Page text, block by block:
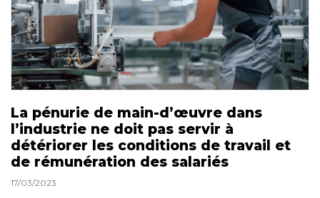
La pénurie de main-d’œuvre dans
l’industrie ne doit pas servir à
détériorer les conditions de travail et
de rémunération des salariés
17/03/2023